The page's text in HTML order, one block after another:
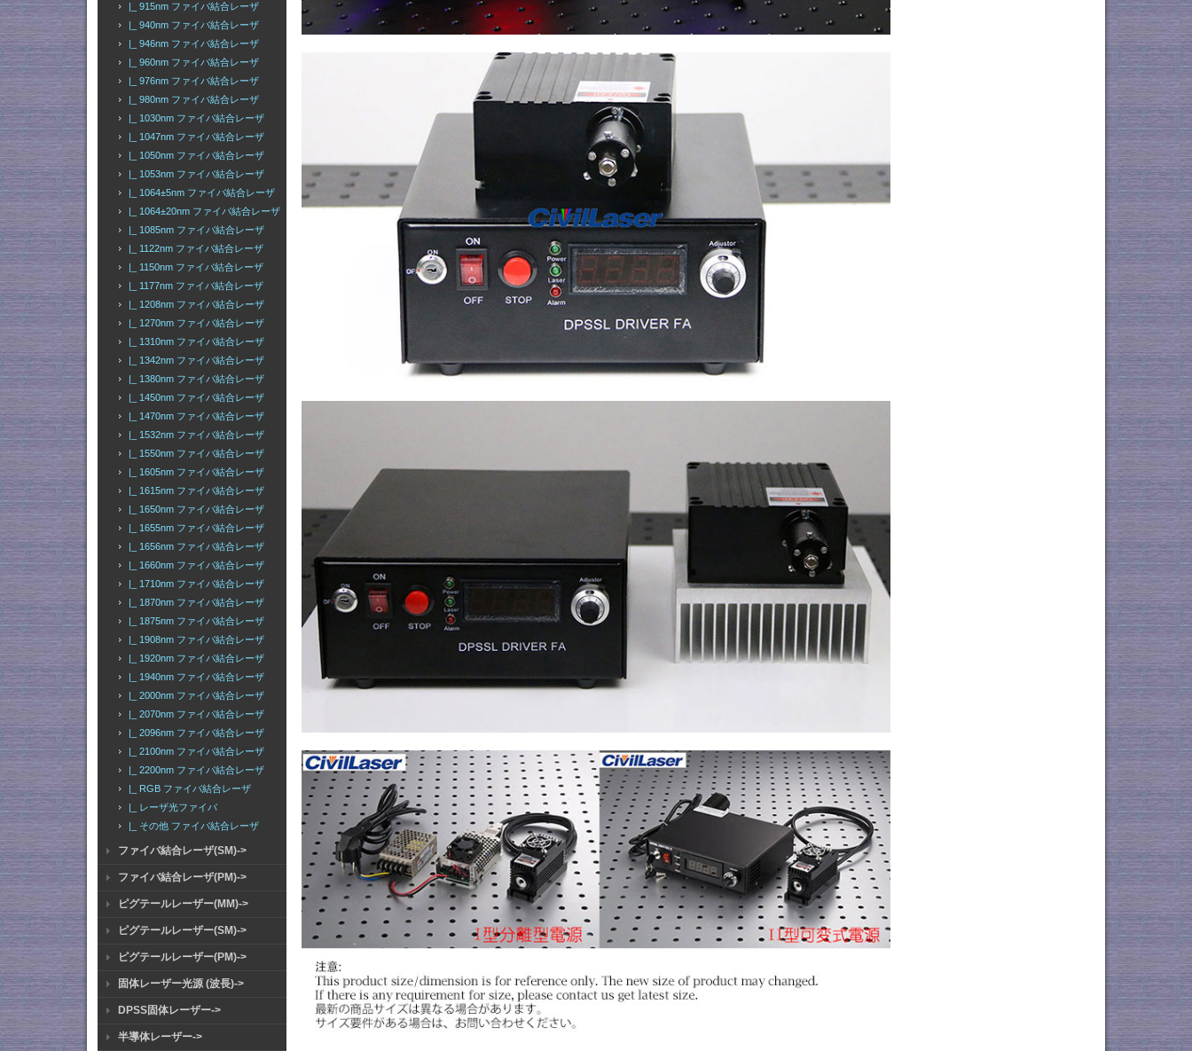
|_ 915nm ファイバ結合レーザ
|_ 940nm ファイバ結合レーザ
|_ 946nm ファイバ結合レーザ
|_ 960nm ファイバ結合レーザ
|_ 976nm ファイバ結合レーザ
|_ 980nm ファイバ結合レーザ
|_ 1030nm ファイバ結合レーザ
|_ 1047nm ファイバ結合レーザ
|_ 1050nm ファイバ結合レーザ
|_ 1053nm ファイバ結合レーザ
|_ 1064±5nm ファイバ結合レーザ
|_ 1064±20nm ファイバ結合レーザ
|_ 1085nm ファイバ結合レーザ
|_ 1122nm ファイバ結合レーザ
|_ 1150nm ファイバ結合レーザ
|_ 1177nm ファイバ結合レーザ
|_ 1208nm ファイバ結合レーザ
|_ 1270nm ファイバ結合レーザ
|_ 1310nm ファイバ結合レーザ
|_ 1342nm ファイバ結合レーザ
|_ 1380nm ファイバ結合レーザ
|_ 1450nm ファイバ結合レーザ
|_ 1470nm ファイバ結合レーザ
|_ 1532nm ファイバ結合レーザ
|_ 1550nm ファイバ結合レーザ
|_ 1605nm ファイバ結合レーザ
|_ 1615nm ファイバ結合レーザ
|_ 1650nm ファイバ結合レーザ
|_ 1655nm ファイバ結合レーザ
|_ 1656nm ファイバ結合レーザ
|_ 1660nm ファイバ結合レーザ
|_ 1710nm ファイバ結合レーザ
|_ 1870nm ファイバ結合レーザ
|_ 1875nm ファイバ結合レーザ
|_ 1908nm ファイバ結合レーザ
|_ 1920nm ファイバ結合レーザ
|_ 1940nm ファイバ結合レーザ
|_ 2000nm ファイバ結合レーザ
|_ 2070nm ファイバ結合レーザ
|_ 2096nm ファイバ結合レーザ
|_ 2100nm ファイバ結合レーザ
|_ 2200nm ファイバ結合レーザ
|_ RGB ファイバ結合レーザ
|_ レーザ光ファイバ
|_ その他 ファイバ結合レーザ
ファイバ結合レーザ(SM)->
ファイバ結合レーザ(PM)->
ピグテールレーザー(MM)->
ピグテールレーザー(SM)->
ピグテールレーザー(PM)->
固体レーザー光源 (波長)->
DPSS固体レーザー->
半導体レーザー->